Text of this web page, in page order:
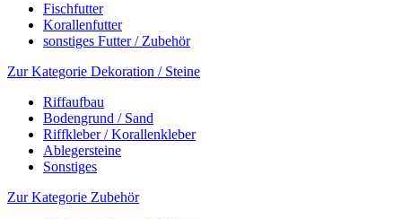
Fischfutter
Korallenfutter
sonstiges Futter / Zubehör
Zur Kategorie Dekoration / Steine
Riffaufbau
Bodengrund / Sand
Riffkleber / Korallenkleber
Ablegersteine
Sonstiges
Zur Kategorie Zubehör